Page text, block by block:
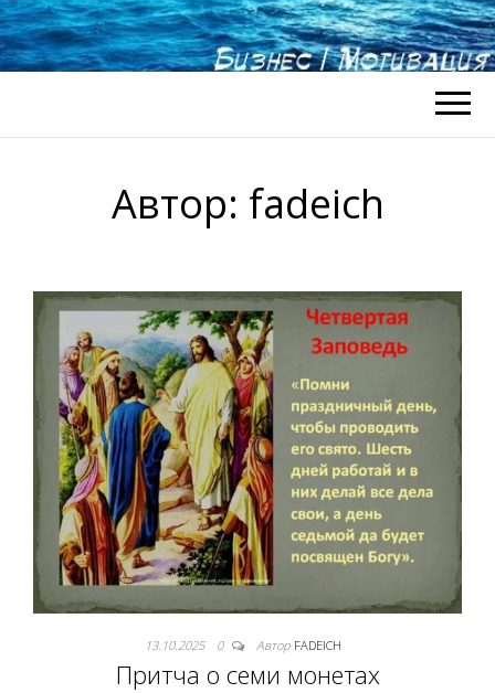
Автор: fadeich
13.10.2025 0 Автор FADEICH
Притча о семи монетах